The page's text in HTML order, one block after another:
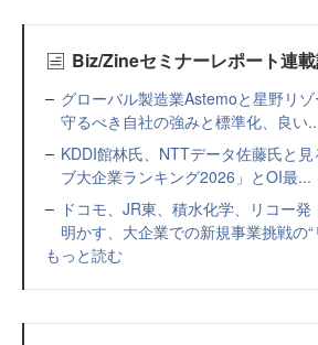
Biz/Zineセミナーレポート連
グローバル製造業Astemoと星野リゾ
守るべき自社の強みと標準化、良い
KDDI館林氏、NTTデータ佐藤氏と見
ブ大企業ランキング2026」とOI最...
ドコモ、JR東、積水化学、リコー
明かす、大企業での新規事業挑戦の“
もっと読む